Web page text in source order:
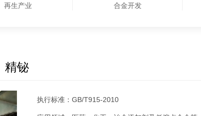
再生产业 合金开发
精铋
执行标准：GB/T915-2010